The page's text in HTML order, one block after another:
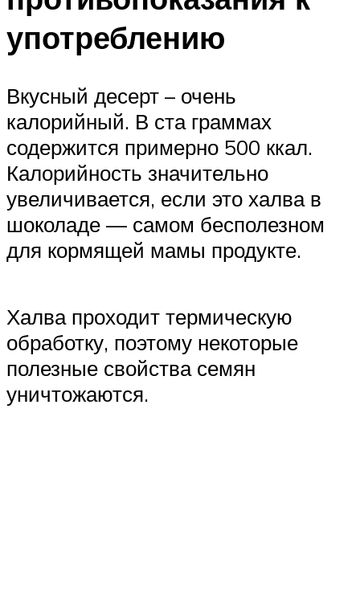
употреблению
Вкусный десерт – очень
калорийный. В ста граммах
содержится примерно 500 ккал.
Калорийность значительно
увеличивается, если это халва в
шоколаде — самом бесполезном
для кормящей мамы продукте.
Халва проходит термическую
обработку, поэтому некоторые
полезные свойства семян
уничтожаются.